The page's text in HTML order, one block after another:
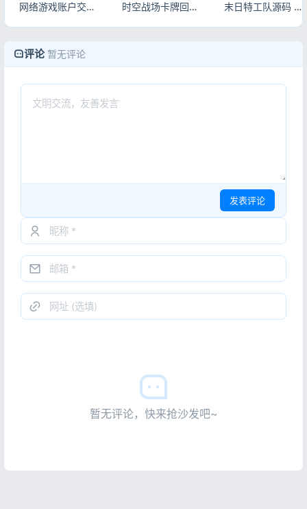
网络游戏账户交易平台系统源码 全开源全新UI搭建程序 时空战场卡牌回合源码 Unity服务端Lua 带充值可直接运营 末日特工队源码 割草类微信抖音小游戏源码 Cocos Creator 非逆向
评论 暂无评论
发表评论
暂无评论，快来抢沙发吧~